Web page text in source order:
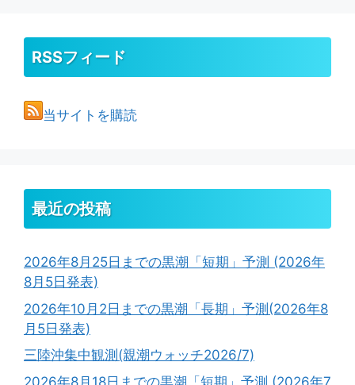
RSSフィード
当サイトを購読
最近の投稿
2026年8月25日までの黒潮「短期」予測 (2026年
8月5日発表)
2026年10月2日までの黒潮「長期」予測(2026年8
月5日発表)
三陸沖集中観測(親潮ウォッチ2026/7)
2026年8月18日までの黒潮「短期」予測 (2026年7